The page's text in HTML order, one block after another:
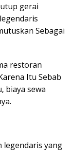
gerai
Sebagai
restoran
Itu Sebab
biaya sewa
legendaris yang